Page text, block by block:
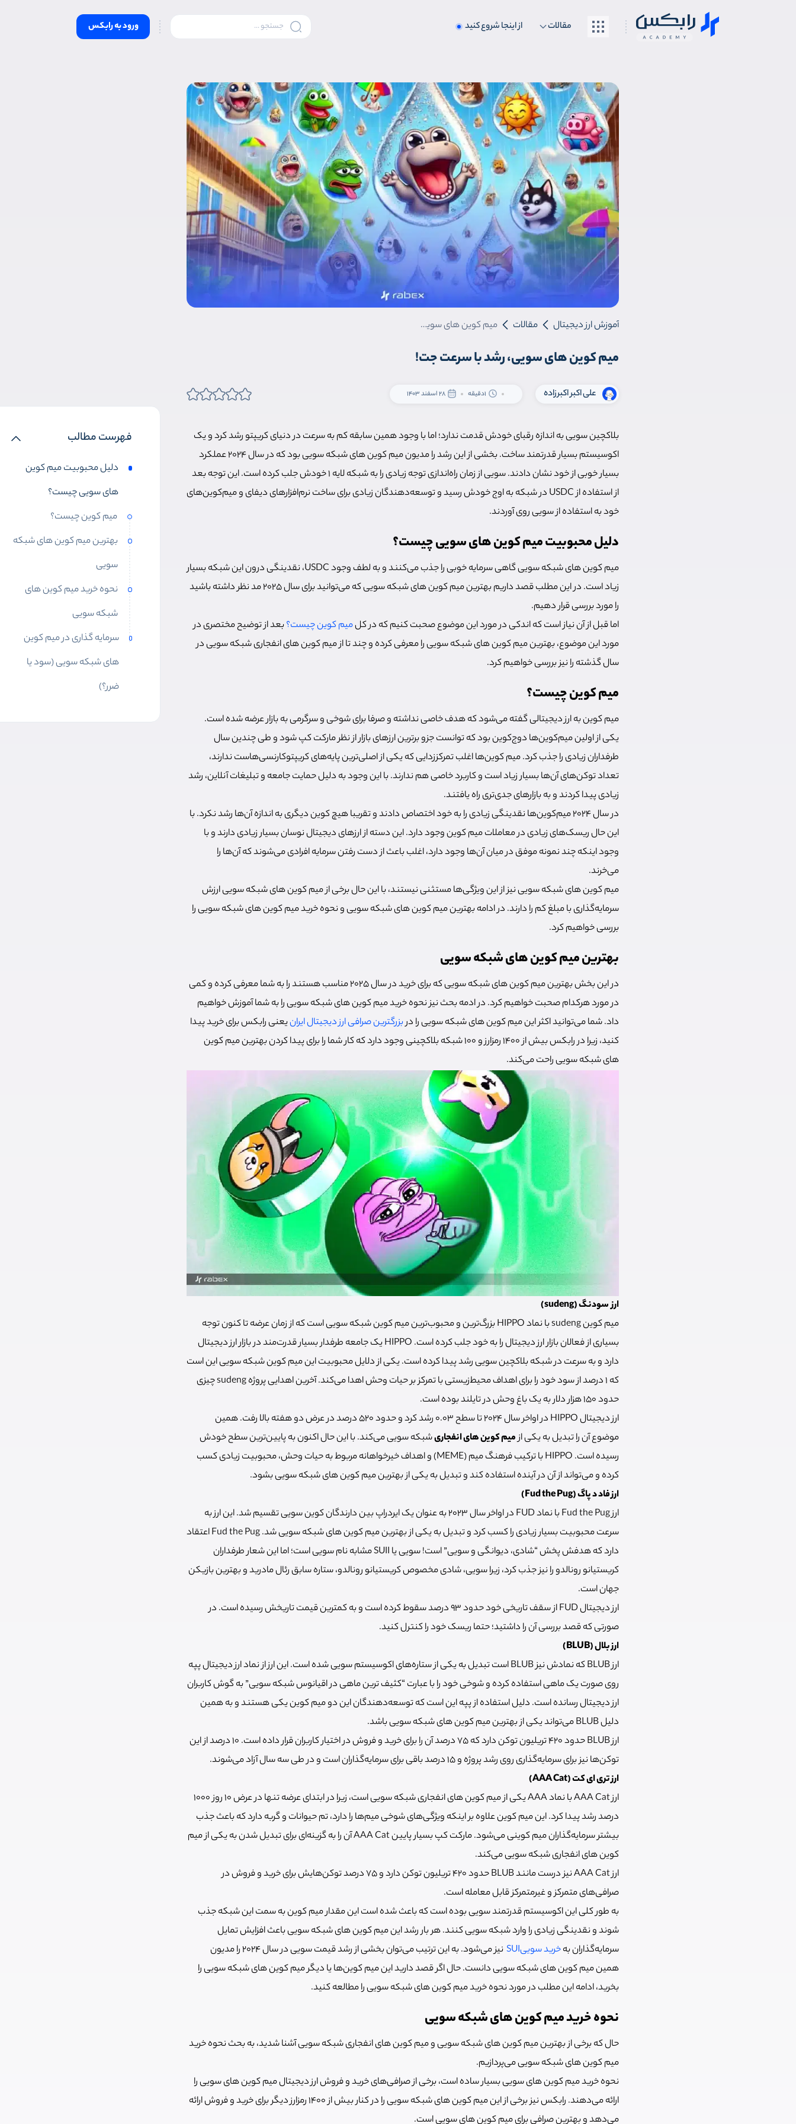
مقالات از اینجا شروع کنید ورود به رابکس
آموزش ارز دیجیتال مقالات میم کوین های سویی، رشد با سرعت جت!
میم کوین های سویی، رشد با سرعت جت!
علی اکبر اکبرزاده 1دقیقه 28 اسفند 1403
فهرست مطالب
دلیل محبوبیت میم کوین
های سویی چیست؟
میم کوین چیست؟
بهترین میم کوین های شبکه
سویی
نحوه خرید میم کوین های
شبکه سویی
سرمایه گذاری در میم کوین
های شبکه سویی (سود یا
ضرر؟)
بلاکچین سویی به اندازه رقبای خودش قدمت ندارد؛ اما با وجود همین سابقه کم به سرعت در دنیای کریپتو رشد کرد و یک
اکوسیستم بسیار قدرتمند ساخت. بخشی از این رشد را مدیون میم کوین های شبکه سویی بود که در سال 2024 عملکرد
بسیار خوبی از خود نشان دادند. سویی از زمان راه‌اندازی توجه زیادی را به شبکه لایه 1 خودش جلب کرده است. این توجه بعد
از استفاده از USDC در شبکه به اوج خودش رسید و توسعه‌دهندگان زیادی برای ساخت نرم‌افزارهای دیفای و میم‌کوین‌های
خود به استفاده از سویی روی آوردند.
دلیل محبوبیت میم کوین های سویی چیست؟
میم کوین های شبکه سویی گاهی سرمایه خوبی را جذب می‌کنند و به لطف وجود USDC، نقدینگی درون این شبکه بسیار
زیاد است. در این مطلب قصد داریم بهترین میم کوین های شبکه سویی که می‌توانید برای سال 2025 مد نظر داشته باشید
را مورد بررسی قرار دهیم.
اما قبل از آن نیاز است که اندکی در مورد این موضوع صحبت کنیم که در کلمیم کوین چیست؟ بعد از توضیح مختصری در
مورد این موضوع، بهترین میم کوین های شبکه سویی را معرفی کرده و چند تا از میم کوین های انفجاری شبکه سویی در
سال گذشته را نیز بررسی خواهیم کرد.
میم کوین چیست؟
میم کوین به ارز دیجیتالی گفته می‌شود که هدف خاصی نداشته و صرفا برای شوخی و سرگرمی به بازار عرضه شده است.
یکی از اولین میم‌کوین‌ها دوج‌کوین بود که توانست جزو برترین ارزهای بازار از نظر مارکت کپ شود و طی چندین سال
طرفداران زیادی را جذب کرد. میم کوین‌ها اغلب تمرکز‌زدایی که یکی از اصلی‌ترین پایه‌های کریپتوکارنسی‌هاست ندارند،
تعداد توکن‌های آن‌ها بسیار زیاد است و کاربرد خاصی هم ندارند. با این وجود به دلیل حمایت جامعه و تبلیغات آنلاین، رشد
زیادی پیدا کردند و به بازارهای جدی‌تری راه یافتند.
در سال 2024 میم‌کوین‌ها نقدینگی زیادی را به خود اختصاص دادند و تقریبا هیچ کوین دیگری به اندازه آن‌ها رشد نکرد. با
این حال ریسک‌های زیادی در معاملات میم کوین وجود دارد. این دسته از ارزهای دیجیتال نوسان بسیار زیادی دارند و با
وجود اینکه چند نمونه موفق در میان آن‌ها وجود دارد، اغلب باعث از دست رفتن سرمایه افرادی می‌شوند که آن‌ها را
می‌خرند.
میم کوین های شبکه سویی نیز از این ویژگی‌ها مستثنی نیستند، با این حال برخی از میم کوین های شبکه سویی ارزش
سرمایه‌گذاری با مبلغ کم را دارند. در ادامه بهترین میم کوین های شبکه سویی و نحوه خرید میم کوین های شبکه سویی را
بررسی خواهیم کرد.
بهترین میم کوین های شبکه سویی
در این بخش بهترین میم کوین های شبکه سویی که برای خرید در سال 2025 مناسب هستند را به شما معرفی کرده و کمی
در مورد هرکدام صحبت خواهیم کرد. در ادمه بحث نیز نحوه خرید میم کوین های شبکه سویی را به شما آموزش خواهیم
داد. شما می‌توانید اکثر این میم کوین های شبکه سویی را دربزرگترین صرافی ارز دیجیتال ایرانیعنی رابکس برای خرید پیدا
کنید، زیرا در رابکس بیش از 1400 رمزارز و 100 شبکه بلاکچینی وجود دارد که کار شما را برای پیدا کردن بهترین میم کوین
های شبکه سویی راحت می‌کند.
ارز سودنگ (sudeng)
میم کوین sudeng با نماد HIPPO بزرگ‌ترین و محبوب‌ترین میم کوین شبکه سویی است که از زمان عرضه تا کنون توجه
بسیاری از فعالان بازار ارز دیجیتال را به خود جلب کرده است. HIPPO یک جامعه طرفدار بسیار قدرت‌مند در بازار ارز دیجیتال
دارد و به سرعت در شبکه بلاکچین سویی رشد پیدا کرده است. یکی از دلایل محبوبیت این میم کوین شبکه سویی این است
که 1 درصد از سود خود را برای اهداف محیط‌زیستی با تمرکز بر حیات وحش اهدا می‌کند. آخرین اهدایی پروژه sudeng چیزی
حدود 150 هزار دلار به یک باغ وحش در تایلند بوده است.
ارز دیجیتال HIPPO در اواخر سال 2024 تا سطح 0.03 رشد کرد و حدود 520 درصد در عرض دو هفته بالا رفت. همین
موضوع آن را تبدیل به یکی ازمیم کوین های انفجاریشبکه سویی می‌کند. با این حال اکنون به پایین‌ترین سطح خودش
رسیده است. HIPPO با ترکیب فرهنگ میم (MEME) و اهداف خیرخواهانه مربوط به حیات وحش، محبوبیت زیادی کسب
کرده و می‌تواند از آن در آینده استفاده کند و تبدیل به یکی از بهترین میم کوین های شبکه سویی بشود.
ارز فاد د پاگ (Fud the Pug)
ارز Fud the Pug با نماد FUD در اواخر سال 2023 به عنوان یک ایردراپ بین دارندگان کوین سویی تقسیم شد. این ارز به
سرعت محبوبیت بسیار زیادی را کسب کرد و تبدیل به یکی از بهترین میم کوین های شبکه سویی شد. Fud the Pug اعتقاد
دارد که هدفش پخش “شادی، دیوانگی و سویی” است! سویی یا SUII مشابه نام سویی است؛ اما این شعار طرفداران
کریستیانو رونالدو را نیز جذب کرد، زیرا سویی، شادی مخصوص کریستیانو رونالدو، ستاره سابق رئال مادرید و بهترین بازیکن
جهان است.
ارز دیجیتال FUD از سقف تاریخی خود حدود 93 درصد سقوط کرده است و به کمترین قیمت تاریخش رسیده است. در
صورتی که قصد بررسی آن را داشتید؛ حتما ریسک خود را کنترل کنید.
ارز بلال (BLUB)
ارز BLUB که نمادش نیز BLUB است تبدیل به یکی از ستاره‌های اکوسیستم سویی شده است. این ارز از نماد ارز دیجیتال پپه
روی صورت یک ماهی استفاده کرده و شوخی خود را با عبارت “کثیف ترین ماهی در اقیانوس شبکه سویی” به گوش کاربران
ارز دیجیتال رسانده است. دلیل استفاده از پپه این است که توسعه‌دهندگان این دو میم کوین یکی هستند و به همین
دلیل BLUB می‌تواند یکی از بهترین میم کوین های شبکه سویی باشد.
ارز BLUB حدود 420 تریلیون توکن دارد که 75 درصد آن را برای خرید و فروش در اختیار کاربران قرار داده است. 10 درصد از این
توکن‌ها نیز برای سرمایه‌گذاری روی رشد پروژه و 15 درصد باقی برای سرمایه‌گذاران است و در طی سه سال آزاد می‌شوند.
ارز تری ای کت (AAA Cat)
ارز AAA Cat با نماد AAA یکی از میم کوین های انفجاری شبکه سویی است، زیرا در ابتدای عرضه تنها در عرض 10 روز 1000
درصد رشد پیدا کرد. این میم کوین علاوه بر اینکه ویژگی‌های شوخی میم‌ها را دارد، تم حیوانات و گربه دارد که باعث جذب
بیشتر سرمایه‌گذاران میم کوینی می‌شود. مارکت کپ بسیار پایین AAA Cat آن را به گزینه‌ای برای تبدیل شدن به یکی از میم
کوین های انفجاری شبکه سویی می‌کند.
ارز AAA Cat نیز درست مانند BLUB حدود 420 تریلیون توکن دارد و 75 درصد توکن‌هایش برای خرید و فروش در
صرافی‌های متمرکز و غیرمتمرکز قابل معامله است.
به طور کلی این اکوسیستم قدرتمند سویی بوده است که باعث شده است این مقدار میم کوین به سمت این شبکه جذب
شوند و نقدینگی زیادی را وارد شبکه سویی کنند. هر بار رشد این میم کوین های شبکه سویی باعث افزایش تمایل
سرمایه‌گذاران بهخرید سوییSUI
نیز می‌شود. به این ترتیب می‌توان بخشی از رشد قیمت سویی در سال 2024 را مدیون
همین میم کوین های شبکه سویی دانست. حال اگر قصد دارید این میم کوین‌ها یا دیگر میم کوین های شبکه سویی را
بخرید، ادامه این مطلب در مورد نحوه خرید میم کوین های شبکه سویی را مطالعه کنید.
نحوه خرید میم کوین های شبکه سویی
حال که برخی از بهترین میم کوین های شبکه سویی و میم کوین های انفجاری شبکه سویی آشنا شدید، به بحث نحوه خرید
میم کوین های شبکه سویی می‌پردازیم.
نحوه خرید میم کوین های سویی بسیار ساده است، برخی از صرافی‌های خرید و فروش ارز دیجیتال میم کوین های سویی را
ارائه می‌دهند. رابکس نیز برخی از این میم کوین های شبکه سویی را در کنار بیش از 1400 رمزارز دیگر برای خرید و فروش ارائه
می‌دهد و بهترین صرافی برای میم کوین های سویی است.